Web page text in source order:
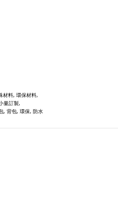
材料, 環保材料,
量訂製,
, 背包, 環保, 防水